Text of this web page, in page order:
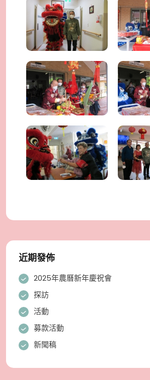
近期發佈
2025年農曆新年慶祝會
探訪
活動
募款活動
新聞稿